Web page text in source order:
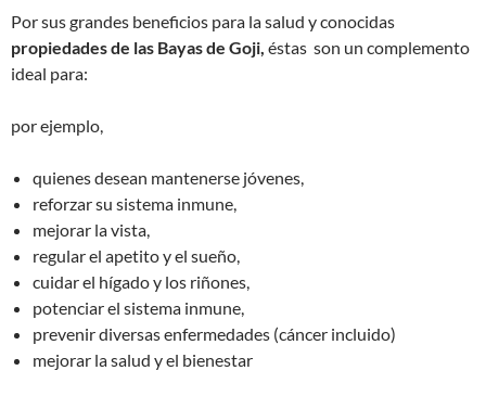
Por sus grandes beneficios para la salud y conocidas
propiedades de las Bayas de Goji, éstas son un complemento
ideal para:
por ejemplo,
quienes desean mantenerse jóvenes,
reforzar su sistema inmune,
mejorar la vista,
regular el apetito y el sueño,
cuidar el hígado y los riñones,
potenciar el sistema inmune,
prevenir diversas enfermedades (cáncer incluido)
mejorar la salud y el bienestar